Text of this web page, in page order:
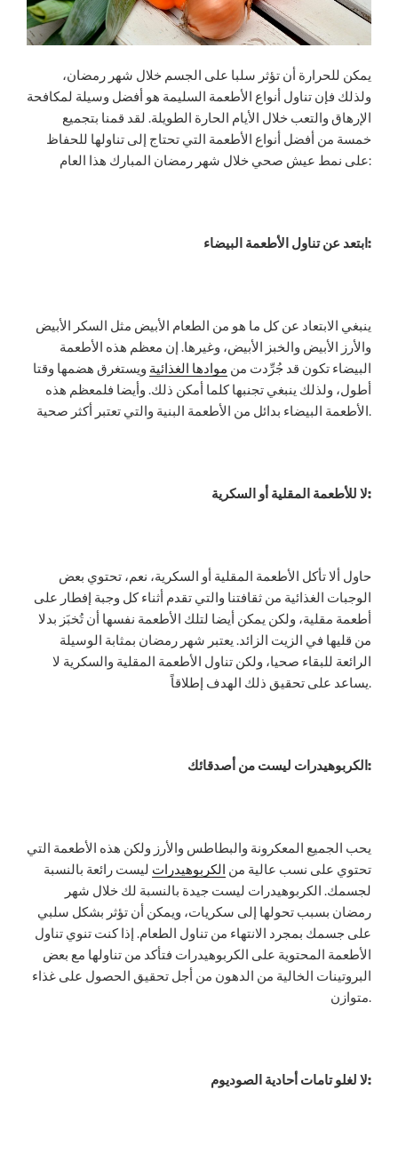
يمكن للحرارة أن تؤثر سلبا على الجسم خلال شهر رمضان،
ولذلك فإن تناول أنواع الأطعمة السليمة هو أفضل وسيلة لمكافحة
الإرهاق والتعب خلال الأيام الحارة الطويلة. لقد قمنا بتجميع
خمسة من أفضل أنواع الأطعمة التي تحتاج إلى تناولها للحفاظ
على نمط عيش صحي خلال شهر رمضان المبارك هذا العام:
ابتعد عن تناول الأطعمة البيضاء:
ينبغي الابتعاد عن كل ما هو من الطعام الأبيض مثل السكر الأبيض
والأرز الأبيض والخبز الأبيض، وغيرها. إن معظم هذه الأطعمة
البيضاء تكون قد جُرِّدت من موادها الغذائية ويستغرق هضمها وقتا
أطول، ولذلك ينبغي تجنبها كلما أمكن ذلك. وأيضا فلمعظم هذه
الأطعمة البيضاء بدائل من الأطعمة البنية والتي تعتبر أكثر صحية.
لا للأطعمة المقلية أو السكرية:
حاول ألا تأكل الأطعمة المقلية أو السكرية، نعم، تحتوي بعض
الوجبات الغذائية من ثقافتنا والتي تقدم أثناء كل وجبة إفطار على
أطعمة مقلية، ولكن يمكن أيضا لتلك الأطعمة نفسها أن تُخبَز بدلا
من قليها في الزيت الزائد. يعتبر شهر رمضان بمثابة الوسيلة
الرائعة للبقاء صحيا، ولكن تناول الأطعمة المقلية والسكرية لا
يساعد على تحقيق ذلك الهدف إطلاقاً.
الكربوهيدرات ليست من أصدقائك :
يحب الجميع المعكرونة والبطاطس والأرز ولكن هذه الأطعمة التي
تحتوي على نسب عالية من الكربوهيدرات ليست رائعة بالنسبة
لجسمك. الكربوهيدرات ليست جيدة بالنسبة لك خلال شهر
رمضان بسبب تحولها إلى سكريات، ويمكن أن تؤثر بشكل سلبي
على جسمك بمجرد الانتهاء من تناول الطعام. إذا كنت تنوي تناول
الأطعمة المحتوية على الكربوهيدرات فتأكد من تناولها مع بعض
البروتينات الخالية من الدهون من أجل تحقيق الحصول على غذاء
متوازن.
لا لغلو تامات أحادية الصوديوم: